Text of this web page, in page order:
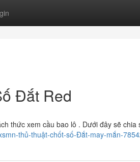
Đắt Red
thức xem cầu bao lô . Dưới đây sẽ chia
thủ-thuật-chốt-số-Đắt-may-mắn-